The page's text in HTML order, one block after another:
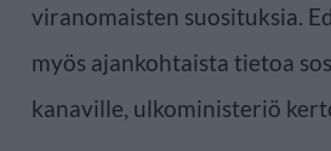
viranomaisten suosituksia.
myös ajankohtaista tietoa
kanaville, ulkoministeriö